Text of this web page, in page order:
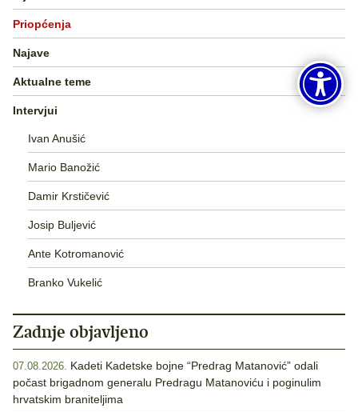
Priopćenja
Najave
Aktualne teme
Intervjui
Ivan Anušić
Mario Banožić
Damir Krstičević
Josip Buljević
Ante Kotromanović
Branko Vukelić
Zadnje objavljeno
07.08.2026. Kadeti Kadetske bojne “Predrag Matanović” odali
počast brigadnom generalu Predragu Matanoviću i poginulim
hrvatskim braniteljima